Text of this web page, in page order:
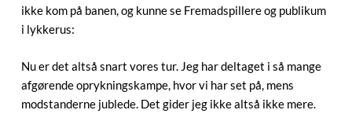
ikke kom på banen, og kunne se Fremadspillere og publikum
i lykkerus:
Nu er det altså snart vores tur. Jeg har deltaget i så mange
afgørende oprykningskampe, hvor vi har set på, mens
modstanderne jublede. Det gider jeg ikke altså ikke mere.